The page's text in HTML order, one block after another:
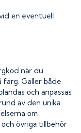
en eventuell
när du
Gäller både
och anpassas
av den unika
om
övriga tillbehör